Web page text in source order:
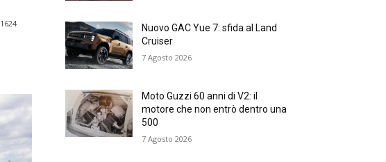
1624
Nuovo GAC Yue 7: sfida al Land
Cruiser
7 Agosto 2026
Moto Guzzi 60 anni di V2: il
motore che non entrò dentro una
500
7 Agosto 2026